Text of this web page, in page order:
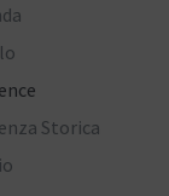
Storica